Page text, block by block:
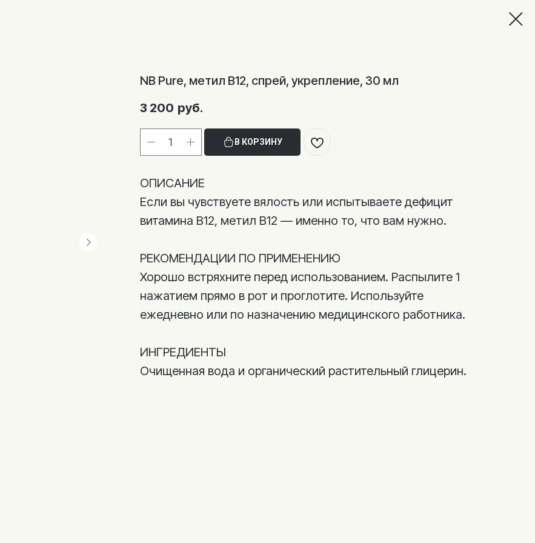
NB Pure, метил B12, спрей, укрепление, 30 мл
3 200 руб.
В КОРЗИНУ
ОПИСАНИЕ
Eсли вы чувствуете вялость или испытываете дефицит
витамина B12, метил B12 — именно то, что вам нужно.
РЕКОМЕНДАЦИИ ПО ПРИМЕНЕНИЮ
Хорошо встряхните перед использованием. Распылите 1
нажатием прямо в рот и проглотите. Используйте
ежедневно или по назначению медицинского работника.
ИНГРЕДИЕНТЫ
Очищенная вода и органический растительный глицерин.